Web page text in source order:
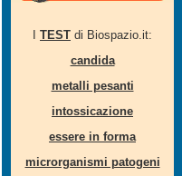
TEST di Biospazio.it:
candida
metalli pesanti
intossicazione
essere in forma
microrganismi patogeni